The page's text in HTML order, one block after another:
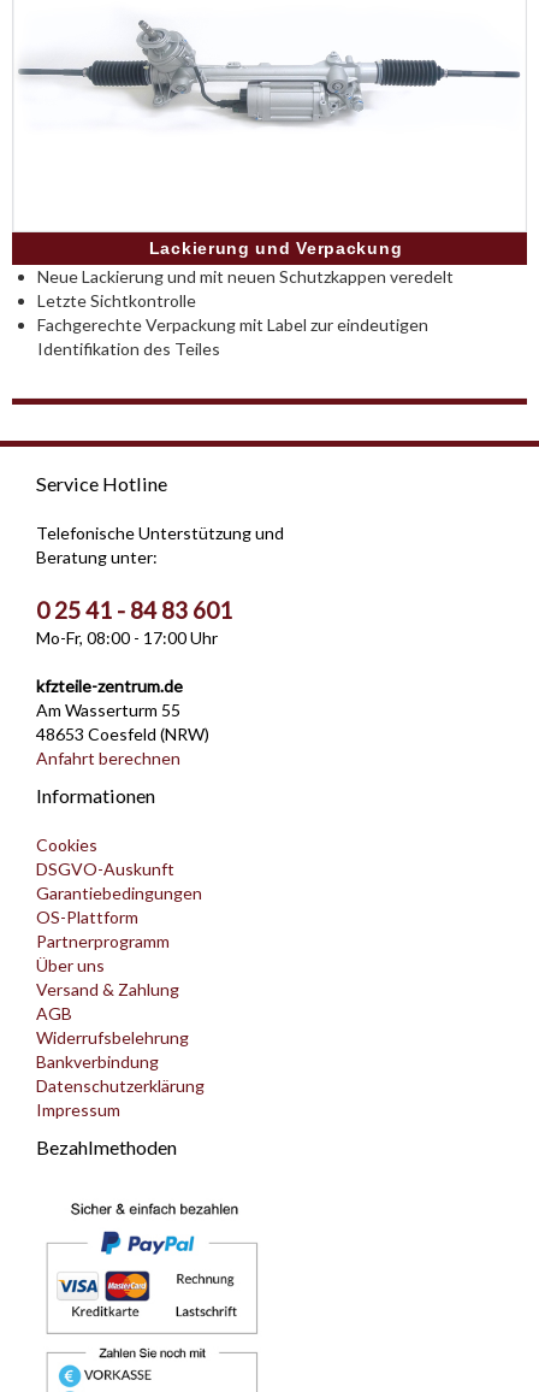
Lackierung und Verpackung
Neue Lackierung und mit neuen Schutzkappen veredelt
Letzte Sichtkontrolle
Fachgerechte Verpackung mit Label zur eindeutigen
Identifikation des Teiles
Service Hotline
Telefonische Unterstützung und
Beratung unter:
0 25 41 - 84 83 601
Mo-Fr, 08:00 - 17:00 Uhr
kfzteile-zentrum.de
Am Wasserturm 55
48653 Coesfeld (NRW)
Anfahrt berechnen
Informationen
Cookies
DSGVO-Auskunft
Garantiebedingungen
OS-Plattform
Partnerprogramm
Über uns
Versand & Zahlung
AGB
Widerrufsbelehrung
Bankverbindung
Datenschutzerklärung
Impressum
Bezahlmethoden